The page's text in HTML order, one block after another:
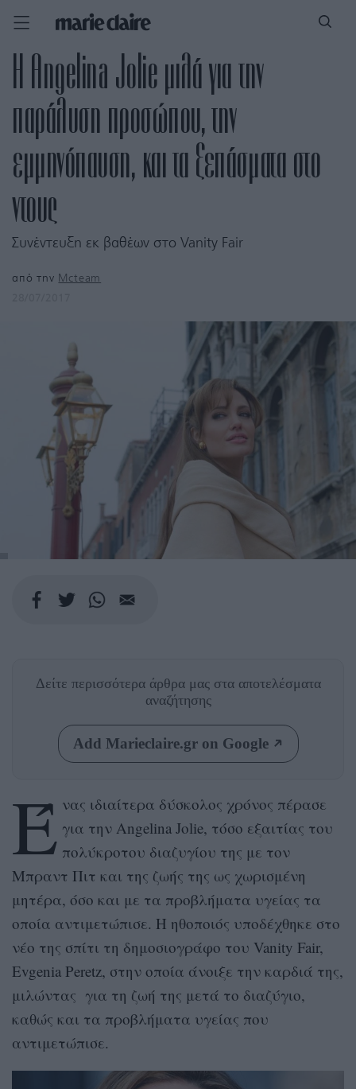
Η Angelina Jolie μιλά για την
παράλυση προσώπου, την
εμμηνόπαυση, και τα ξεπάσματα στο
ντους
Συνέντευξη εκ βαθέων στο Vanity Fair
από την Mcteam
Δείτε περισσότερα άρθρα μας στα αποτελέσματα
αναζήτησης
Add Marieclaire.gr on Google
Έ νας ιδιαίτερα δύσκολος χρόνος πέρασε
για την Angelina Jolie, τόσο εξαιτίας του
πολύκροτου διαζυγίου της με τον
Μπραντ Πιτ και της ζωής της ως χωρισμένη
μητέρα, όσο και με τα προβλήματα υγείας τα
οποία αντιμετώπισε. Η ηθοποιός υποδέχθηκε στο
νέο της σπίτι τη δημοσιογράφο του Vanity Fair,
Evgenia Peretz, στην οποία άνοιξε την καρδιά της,
μιλώντας για τη ζωή της μετά το διαζύγιο,
καθώς και τα προβλήματα υγείας που
αντιμετώπισε.